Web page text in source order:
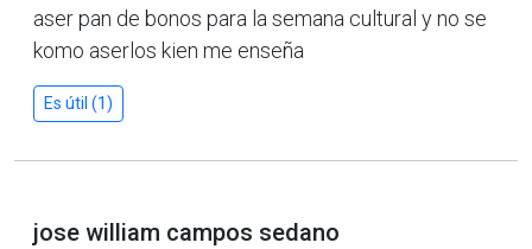
aser pan de bonos para la semana cultural y no se
komo aserlos kien me enseña
Es útil (1)
jose william campos sedano